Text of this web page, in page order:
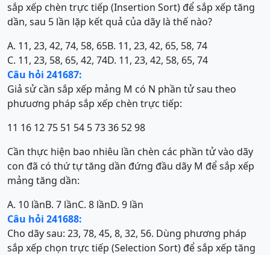
sắp xếp chèn trực tiếp (Insertion Sort) để sắp xếp tăng
dần, sau 5 lần lặp kết quả của dãy là thế nào?
A. 11, 23, 42, 74, 58, 65B. 11, 23, 42, 65, 58, 74
C. 11, 23, 58, 65, 42, 74D. 11, 23, 42, 58, 65, 74
Câu hỏi 241687:
Giả sử cần sắp xếp mảng M có N phần tử sau theo
phưuơng pháp sắp xếp chèn trực tiếp:
11 16 12 75 51 54 5 73 36 52 98
Cần thực hiện bao nhiêu lần chèn các phần tử vào dãy
con đã có thứ tự tăng dần đứng đầu dãy M để sắp xếp
mảng tăng dần:
A. 10 lầnB. 7 lầnC. 8 lầnD. 9 lần
Câu hỏi 241688:
Cho dãy sau: 23, 78, 45, 8, 32, 56. Dùng phương pháp
sắp xếp chọn trực tiếp (Selection Sort) để sắp xếp tăng